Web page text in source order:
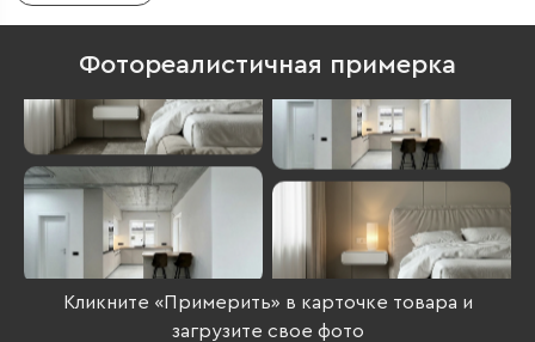
Фотореалистичная примерка
Кликните «Примерить» в карточке товара и
загрузите свое фото